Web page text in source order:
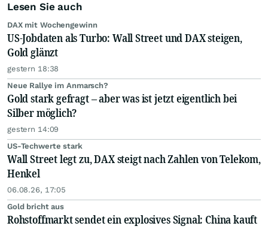
Lesen Sie auch
DAX mit Wochengewinn
US-Jobdaten als Turbo: Wall Street und DAX steigen,
Gold glänzt
gestern 18:38
Neue Rallye im Anmarsch?
Gold stark gefragt – aber was ist jetzt eigentlich bei
Silber möglich?
gestern 14:09
US-Techwerte stark
Wall Street legt zu, DAX steigt nach Zahlen von Telekom,
Henkel
06.08.26, 17:05
Gold bricht aus
Rohstoffmarkt sendet ein explosives Signal: China kauft